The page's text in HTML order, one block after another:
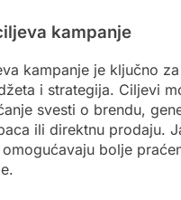
kampanje
kampanje je ključno za
i strategija. Ciljevi
svesti o brendu,
ili direktnu prodaju.
bolje